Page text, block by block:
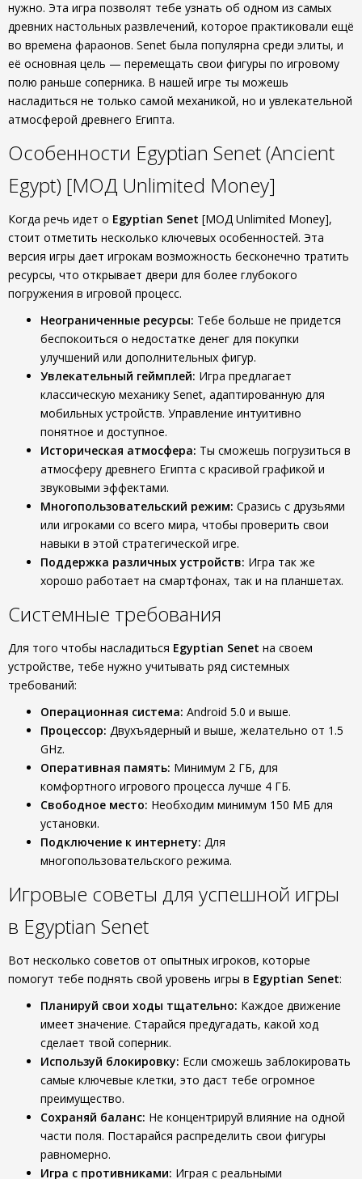
нужно. Эта игра позволят тебе узнать об одном из самых
древних настольных развлечений, которое практиковали ещё
во времена фараонов. Senet была популярна среди элиты, и
её основная цель — перемещать свои фигуры по игровому
полю раньше соперника. В нашей игре ты можешь
насладиться не только самой механикой, но и увлекательной
атмосферой древнего Египта.
Особенности Egyptian Senet (Ancient
Egypt) [МОД Unlimited Money]
Когда речь идет о Egyptian Senet [МОД Unlimited Money],
стоит отметить несколько ключевых особенностей. Эта
версия игры дает игрокам возможность бесконечно тратить
ресурсы, что открывает двери для более глубокого
погружения в игровой процесс.
Неограниченные ресурсы: Тебе больше не придется
беспокоиться о недостатке денег для покупки
улучшений или дополнительных фигур.
Увлекательный геймплей: Игра предлагает
классическую механику Senet, адаптированную для
мобильных устройств. Управление интуитивно
понятное и доступное.
Историческая атмосфера: Ты сможешь погрузиться в
атмосферу древнего Египта с красивой графикой и
звуковыми эффектами.
Многопользовательский режим: Сразись с друзьями
или игроками со всего мира, чтобы проверить свои
навыки в этой стратегической игре.
Поддержка различных устройств: Игра так же
хорошо работает на смартфонах, так и на планшетах.
Системные требования
Для того чтобы насладиться Egyptian Senet на своем
устройстве, тебе нужно учитывать ряд системных
требований:
Операционная система: Android 5.0 и выше.
Процессор: Двухъядерный и выше, желательно от 1.5
GHz.
Оперативная память: Минимум 2 ГБ, для
комфортного игрового процесса лучше 4 ГБ.
Свободное место: Необходим минимум 150 МБ для
установки.
Подключение к интернету: Для
многопользовательского режима.
Игровые советы для успешной игры
в Egyptian Senet
Вот несколько советов от опытных игроков, которые
помогут тебе поднять свой уровень игры в Egyptian Senet:
Планируй свои ходы тщательно: Каждое движение
имеет значение. Старайся предугадать, какой ход
сделает твой соперник.
Используй блокировку: Если сможешь заблокировать
самые ключевые клетки, это даст тебе огромное
преимущество.
Сохраняй баланс: Не концентрируй влияние на одной
части поля. Постарайся распределить свои фигуры
равномерно.
Игра с противниками: Играя с реальными